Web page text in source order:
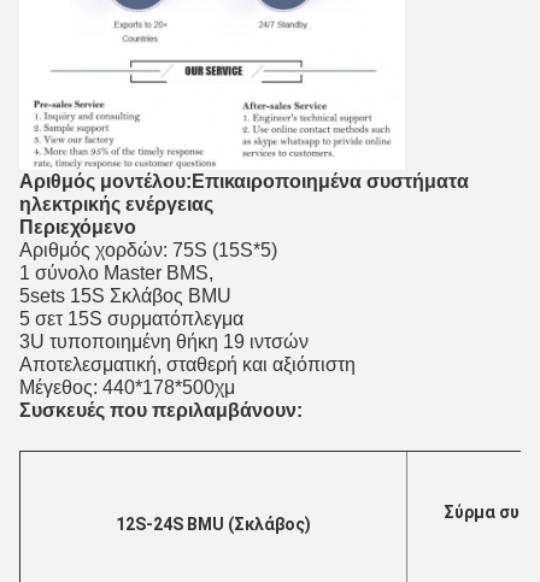
Αριθμός μοντέλου: Επικαιροποιημένα συστήματα
ηλεκτρικής ενέργειας
Περιεχόμενο
Αριθμός χορδών: 75S (15S*5)
1 σύνολο Master BMS,
5sets 15S Σκλάβος BMU
5 σετ 15S συρματόπλεγμα
3U τυποποιημένη θήκη 19 ιντσών
Αποτελεσματική, σταθερή και αξιόπιστη
Μέγεθος: 440*178*500χμ
Συσκευές που περιλαμβάνουν:
12S-24S BMU (Σκλάβος)
Σύρμα